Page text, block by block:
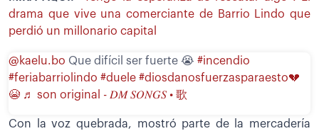
drama que vive una comerciante de Barrio Lindo que
perdió un millonario capital
@kaelu.bo Que difícil ser fuerte 😭 #incendio
#feriabarriolindo #duele #diosdanosfuerzasparaesto💔
😭 ♬ son original - 𝐷𝑀 𝑆𝑂𝑁𝐺𝑆 • 歌
Con la voz quebrada, mostró parte de la mercadería